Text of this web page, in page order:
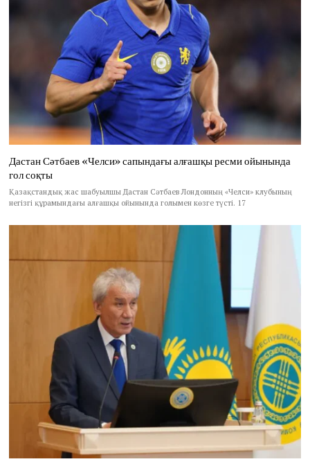
Дастан Сәтбаев «Челси» сапындағы алғашқы ресми ойынында
гол соқты
Қазақстандық жас шабуылшы Дастан Сәтбаев Лондонның «Челси» клубының
негізгі құрамындағы алғашқы ойынында голымен көзге түсті. 17